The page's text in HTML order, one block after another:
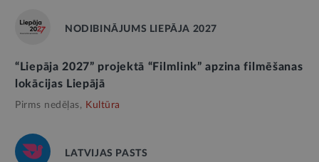
NODIBINĀJUMS LIEPĀJA 2027
“Liepāja 2027” projektā “Filmlink” apzina filmēšanas
lokācijas Liepājā
Pirms nedēļas, Kultūra
LATVIJAS PASTS